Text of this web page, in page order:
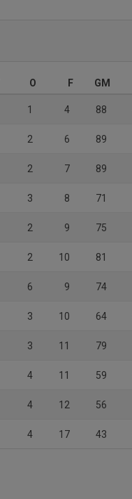
O F GM
1 4 88
2 6 89
2 7 89
3 8 71
2 9 75
2 10 81
6 9 74
3 10 64
3 11 79
4 11 59
4 12 56
4 17 43